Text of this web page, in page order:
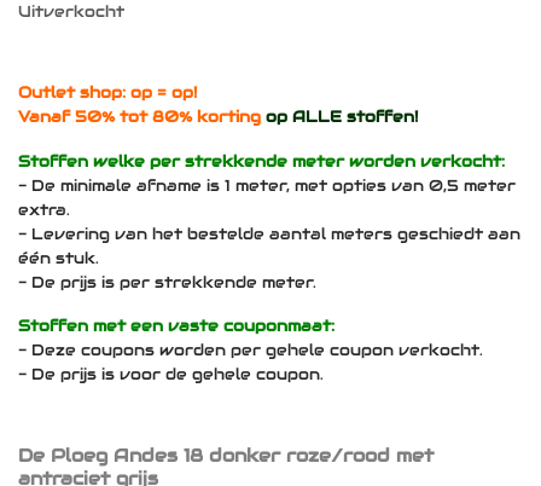
Uitverkocht
Outlet shop: op = op!
Vanaf 50% tot 80% korting op ALLE stoffen!
Stoffen welke per strekkende meter worden verkocht:
- De minimale afname is 1 meter, met opties van 0,5 meter
extra.
- Levering van het bestelde aantal meters geschiedt aan
één stuk.
- De prijs is per strekkende meter.
Stoffen met een vaste couponmaat:
- Deze coupons worden per gehele coupon verkocht.
- De prijs is voor de gehele coupon.
De Ploeg Andes 18 donker roze/rood met
antraciet grijs